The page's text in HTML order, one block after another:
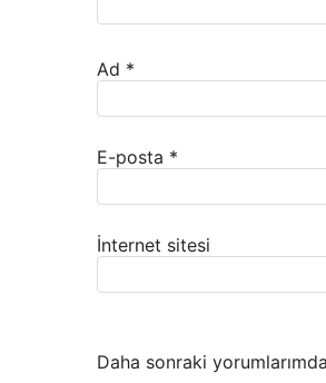
Ad *
E-posta *
İnternet sitesi
Daha sonraki